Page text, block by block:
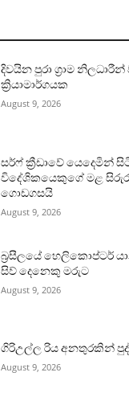
දිවයින පුරා ග්‍රාම
ක්‍රියාමාර්ගයක
August 9, 2026
සර්ෆ් ක්‍රීඩාවේ යෙදෙමින්
විදේශිකයෙකුගේ මළ
ගොඩගසයි
August 9, 2026
බ්‍රසීලයේ හෙලිකොප්ටර්
සිව් දෙනෙකු මරුට
August 9, 2026
ගිරිඋල්ල රිය අනතුරකින්
August 9, 2026